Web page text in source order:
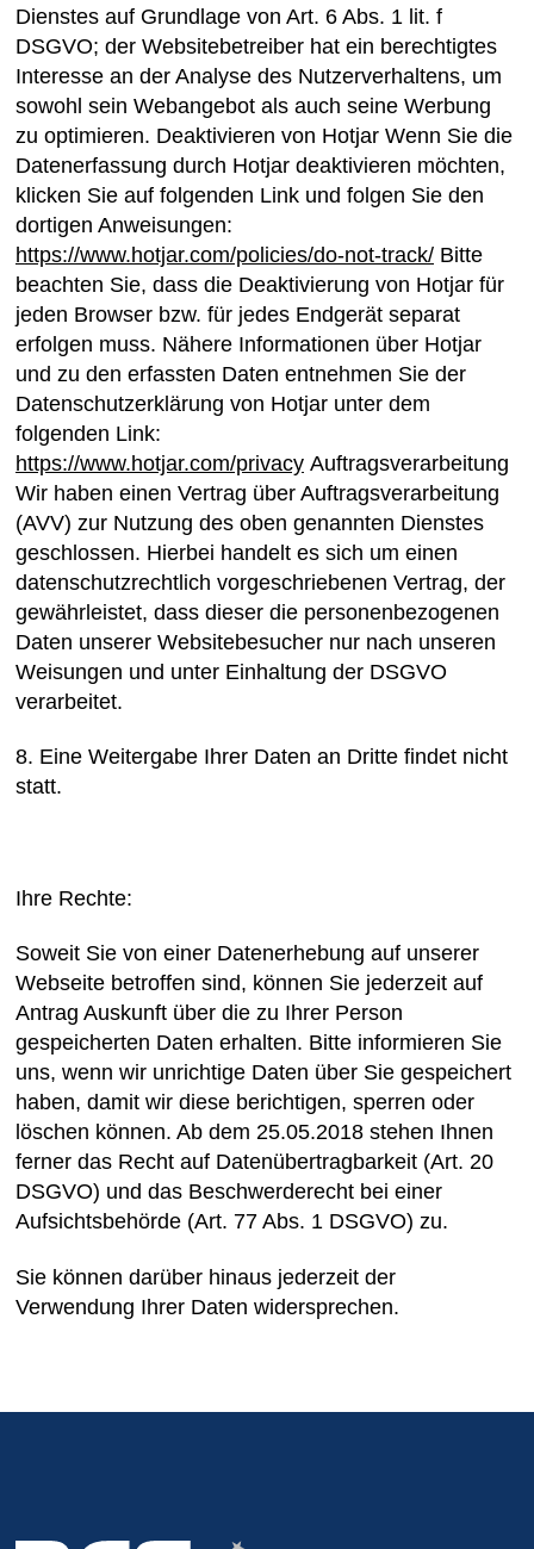
Dienstes auf Grundlage von Art. 6 Abs. 1 lit. f
DSGVO; der Websitebetreiber hat ein berechtigtes
Interesse an der Analyse des Nutzerverhaltens, um
sowohl sein Webangebot als auch seine Werbung
zu optimieren. Deaktivieren von Hotjar Wenn Sie die
Datenerfassung durch Hotjar deaktivieren möchten,
klicken Sie auf folgenden Link und folgen Sie den
dortigen Anweisungen:
https://www.hotjar.com/policies/do-not-track/ Bitte
beachten Sie, dass die Deaktivierung von Hotjar für
jeden Browser bzw. für jedes Endgerät separat
erfolgen muss. Nähere Informationen über Hotjar
und zu den erfassten Daten entnehmen Sie der
Datenschutzerklärung von Hotjar unter dem
folgenden Link:
https://www.hotjar.com/privacy Auftragsverarbeitung
Wir haben einen Vertrag über Auftragsverarbeitung
(AVV) zur Nutzung des oben genannten Dienstes
geschlossen. Hierbei handelt es sich um einen
datenschutzrechtlich vorgeschriebenen Vertrag, der
gewährleistet, dass dieser die personenbezogenen
Daten unserer Websitebesucher nur nach unseren
Weisungen und unter Einhaltung der DSGVO
verarbeitet.
8. Eine Weitergabe Ihrer Daten an Dritte findet nicht
statt.
Ihre Rechte:
Soweit Sie von einer Datenerhebung auf unserer
Webseite betroffen sind, können Sie jederzeit auf
Antrag Auskunft über die zu Ihrer Person
gespeicherten Daten erhalten. Bitte informieren Sie
uns, wenn wir unrichtige Daten über Sie gespeichert
haben, damit wir diese berichtigen, sperren oder
löschen können. Ab dem 25.05.2018 stehen Ihnen
ferner das Recht auf Datenübertragbarkeit (Art. 20
DSGVO) und das Beschwerderecht bei einer
Aufsichtsbehörde (Art. 77 Abs. 1 DSGVO) zu.
Sie können darüber hinaus jederzeit der
Verwendung Ihrer Daten widersprechen.